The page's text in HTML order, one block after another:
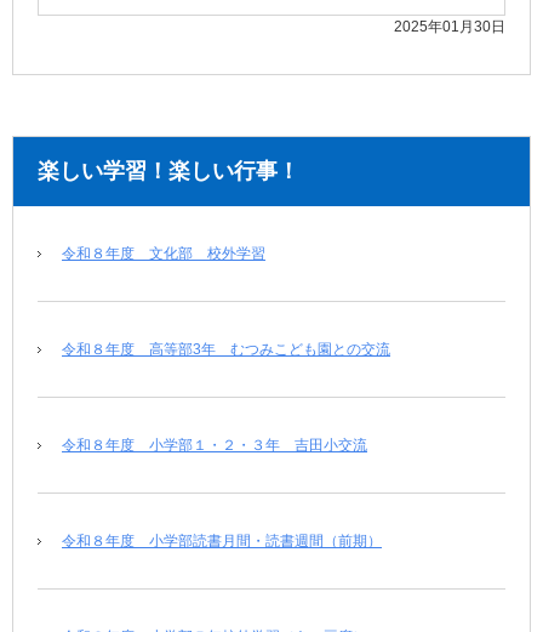
2025年01月30日
楽しい学習！楽しい行事！
令和８年度 文化部 校外学習
令和８年度 高等部3年 むつみこども園との交流
令和８年度 小学部１・２・３年 吉田小交流
令和８年度 小学部読書月間・読書週間（前期）